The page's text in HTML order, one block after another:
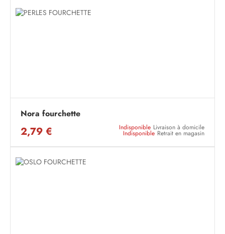
Nora fourchette
2,79 € Indisponible Livraison à domicile
Indisponible Retrait en magasin